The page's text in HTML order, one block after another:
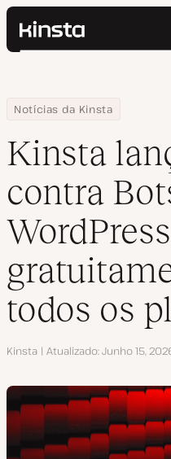
Kinsta®
Preços
Contato
Pesquisar
Home
Centro de Recursos
Blog
Notícias da Kinsta
Kinsta lança Proteção
Kinsta
contra
todos os
Autor
Kinsta Atualizado Junho 15,